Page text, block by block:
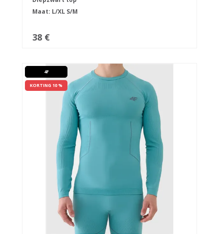
Maat: L/XL S/M
38 €
4F
KORTING 10 %